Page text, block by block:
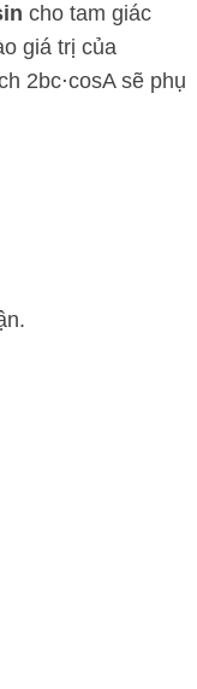
cho tam giác
giá trị của
2bc⋅cosAsẽ phụ